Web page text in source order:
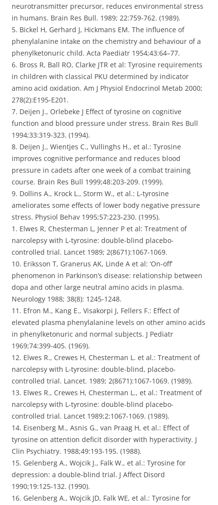
neurotransmitter precursor, reduces environmental stress
in humans. Brain Res Bull. 1989; 22:759-762. (1989).
5. Bickel H, Gerhard J, Hickmans EM. The influence of
phenylalanine intake on the chemistry and behaviour of a
phenylketonuric child. Acta Paediatr 1954;43:64–77.
6. Bross R, Ball RO, Clarke JTR et al: Tyrosine requirements
in children with classical PKU determined by indicator
amino acid oxidation. Am J Physiol Endocrinol Metab 2000;
278(2):E195-E201.
7. Deijen J., Orlebeke J Effect of tyrosine on cognitive
function and blood pressure under stress. Brain Res Bull
1994;33:319-323. (1994).
8. Deijen J., Wientjes C., Vullinghs H., et al.: Tyrosine
improves cognitive performance and reduces blood
pressure in cadets after one week of a combat training
course. Brain Res Bull 1999;48:203-209. (1999).
9. Dollins A., Krock L., Storm W., et al.: L-tyrosine
ameliorates some effects of lower body negative pressure
stress. Physiol Behav 1995;57:223-230. (1995).
1. Elwes R, Chesterman L, Jenner P et al: Treatment of
narcolepsy with L-tyrosine: double-blind placebo-
controlled trial. Lancet 1989; 2(8671):1067-1069.
10. Eriksson T, Granerus AK, Linde A et al: ‘On-off’
phenomenon in Parkinson’s disease: relationship between
dopa and other large neutral amino acids in plasma.
Neurology 1988; 38(8): 1245-1248.
11. Efron M., Kang E., Visakorpi J, Fellers F.: Effect of
elevated plasma phenylalanine levels on other amino acids
in phenylketonuric and normal subjects. J Pediatr
1969;74:399-405. (1969).
12. Elwes R., Crewes H, Chesterman L. et al.: Treatment of
narcolepsy with L-tyrosine: double-blind, placebo-
controlled trial. Lancet. 1989; 2(8671):1067-1069. (1989).
13. Elwes R., Crewes H, Chesterman L., et al.: Treatment of
narcolepsy with L-tyrosine: double-blind placebo-
controlled trial. Lancet 1989;2:1067-1069. (1989).
14. Eisenberg M., Asnis G., van Praag H, et al.: Effect of
tyrosine on attention deficit disorder with hyperactivity. J
Clin Psychiatry. 1988;49:193-195. (1988).
15. Gelenberg A., Wojcik J., Falk W., et al.: Tyrosine for
depression: a double-blind trial. J Affect Disord
1990;19:125-132. (1990).
16. Gelenberg A., Wojcik JD, Falk WE, et al.: Tyrosine for